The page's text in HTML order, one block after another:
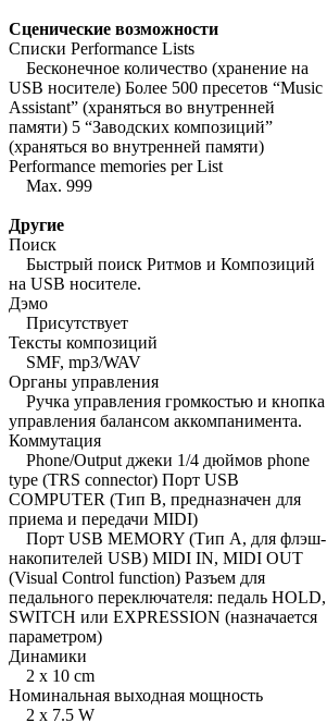
Сценические возможности
Списки Performance Lists
Бесконечное количество (хранение на
USB носителе) Более 500 пресетов “Music
Assistant” (храняться во внутренней
памяти) 5 “Заводских композиций”
(храняться во внутренней памяти)
Performance memories per List
Max. 999
Другие
Поиск
Быстрый поиск Ритмов и Композиций
на USB носителе.
Дэмо
Присутствует
Тексты композиций
SMF, mp3/WAV
Органы управления
Ручка управления громкостью и кнопка
управления балансом аккомпанимента.
Коммутация
Phone/Output джеки 1/4 дюймов phone
type (TRS connector) Порт USB
COMPUTER (Тип B, предназначен для
приема и передачи MIDI)
Порт USB MEMORY (Тип A, для флэш-
накопителей USB) MIDI IN, MIDI OUT
(Visual Control function) Разъем для
педального переключателя: педаль HOLD,
SWITCH или EXPRESSION (назначается
параметром)
Динамики
2 x 10 cm
Номинальная выходная мощность
2 x 7.5 W